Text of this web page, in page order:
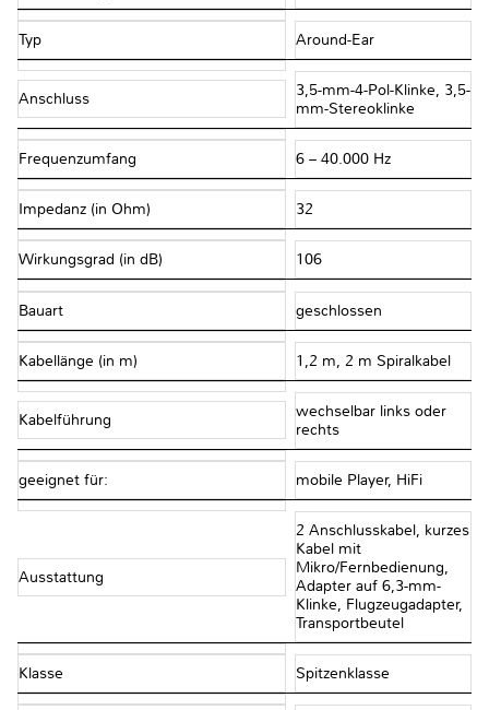
Typ Around-Ear
Anschluss
3,5-mm-4-Pol-Klinke, 3,5-
mm-Stereoklinke
Frequenzumfang 6 – 40.000 Hz
Impedanz (in Ohm) 32
Wirkungsgrad (in dB) 106
Bauart geschlossen
Kabellänge (in m) 1,2 m, 2 m Spiralkabel
Kabelführung
wechselbar links oder
rechts
geeignet für: mobile Player, HiFi
Ausstattung
2 Anschlusskabel, kurzes
Kabel mit
Mikro/Fernbedienung,
Adapter auf 6,3-mm-
Klinke, Flugzeugadapter,
Transportbeutel
Klasse Spitzenklasse